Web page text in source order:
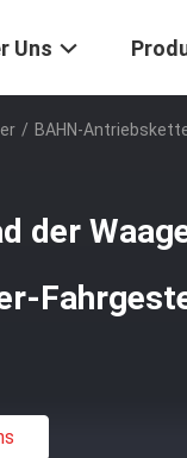
Uns
/ BAHN-
der